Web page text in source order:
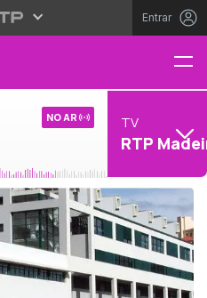
Entrar
NO AR TV
RTP